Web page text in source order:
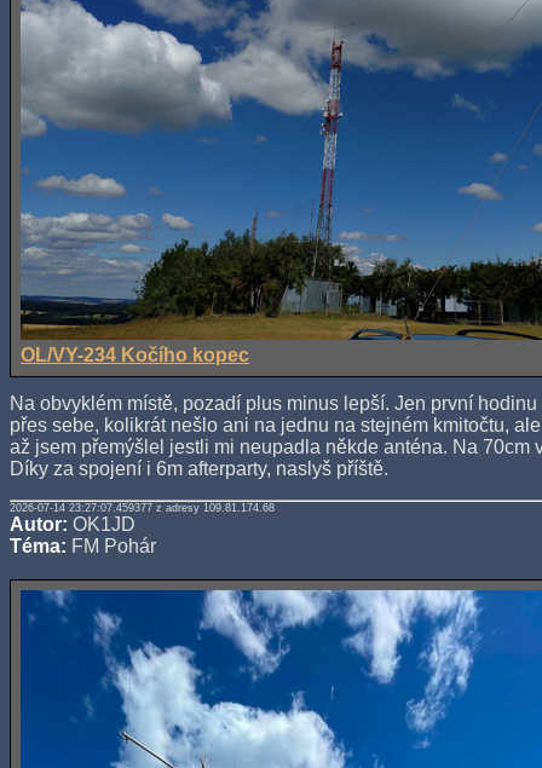
OL/VY-234 Kočího kopec
Na obvyklém místě, pozadí plus minus lepší. Jen první
přes sebe, kolikrát nešlo ani na jednu na stejném kmitočtu,
až jsem přemýšlel jestli mi neupadla někde anténa. Na 70cm
Díky za spojení i 6m afterparty, naslyš příště.
2026-07-14 23:27:07.459377 z adresy 109.81.174.68
Autor: OK1JD
Téma: FM Pohár